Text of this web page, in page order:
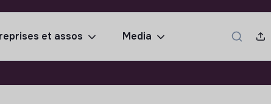
et assos Media